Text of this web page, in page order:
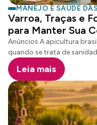
MANEJO E SAÚDE
Varroa, Traças e
para Manter Sua
Anúncios A apicultura
quando se trata de
representam ameaças
saúde e produtividade das
eficiente dessas pragas
estratégias preventivas.
para identificar e
desenvolvimento saudável
Leia mais